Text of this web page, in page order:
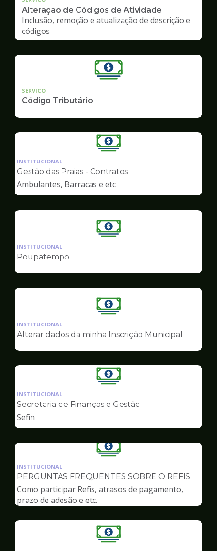
Alteração de Códigos de Atividade
Inclusão, remoção e atualização de descrição e
códigos
SERVICO
Código Tributário
Ilustração
pagina
de
Finanças
INSTITUCIONAL
Gestão das Praias - Contratos
Ambulantes, Barracas e etc
Ilustração
Finanças
INSTITUCIONAL
Poupatempo
Ilustração
pagina
Finanças
INSTITUCIONAL
Alterar dados da minha Inscrição Municipal
Ilustração
pagina
INSTITUCIONAL
Secretaria de Finanças e Gestão
Sefin
Ilustração
pagina
Finanças
INSTITUCIONAL
PERGUNTAS FREQUENTES SOBRE O REFIS
Como participar Refis, atrasos de pagamento,
prazo de adesão e etc.
Ilustração